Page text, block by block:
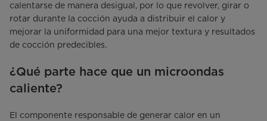
calentarse de manera desigual, por lo que revolver, girar o
rotar durante la cocción ayuda a distribuir el calor y
mejorar la uniformidad para una mejor textura y resultados
de cocción predecibles.
¿Qué parte hace que un microondas
caliente?
El componente responsable de generar calor en un